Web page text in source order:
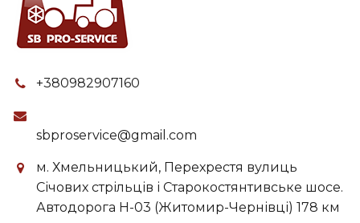
+380982907160
sbproservice@gmail.com
м. Хмельницький, Перехрестя вулиць
Січових стрільців і Старокостянтивське шосе.
Автодорога H-03 (Житомир-Чернівці) 178 км